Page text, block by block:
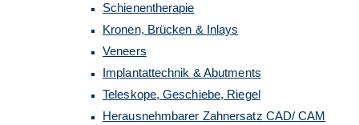
Schienentherapie
Kronen, Brücken & Inlays
Veneers
Implantattechnik & Abutments
Teleskope, Geschiebe, Riegel
Herausnehmbarer Zahnersatz CAD/ CAM